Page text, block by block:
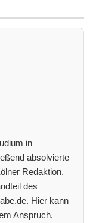
in
absolvierte
Redaktion.
des
Hier kann
Anspruch,